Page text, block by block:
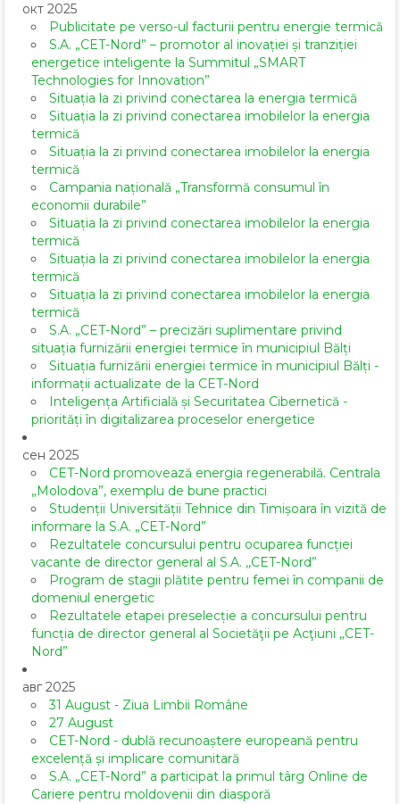
окт 2025
Publicitate pe verso-ul facturii pentru energie termică
S.A. „CET-Nord” – promotor al inovației și tranziției
energetice inteligente la Summitul „SMART
Technologies for Innovation”
Situația la zi privind conectarea la energia termică
Situația la zi privind conectarea imobilelor la energia
termică
Situația la zi privind conectarea imobilelor la energia
termică
Campania națională „Transformă consumul în
economii durabile”
Situația la zi privind conectarea imobilelor la energia
termică
Situația la zi privind conectarea imobilelor la energia
termică
Situația la zi privind conectarea imobilelor la energia
termică
S.A. „CET-Nord” – precizări suplimentare privind
situația furnizării energiei termice în municipiul Bălți
Situația furnizării energiei termice în municipiul Bălți -
informații actualizate de la CET-Nord
Inteligența Artificială și Securitatea Cibernetică -
priorități în digitalizarea proceselor energetice
сен 2025
CET-Nord promovează energia regenerabilă. Centrala
„Molodova”, exemplu de bune practici
Studenții Universității Tehnice din Timișoara în vizită de
informare la S.A. „CET-Nord”
Rezultatele concursului pentru ocuparea funcției
vacante de director general al S.A. ,,CET-Nord”
Program de stagii plătite pentru femei în companii de
domeniul energetic
Rezultatele etapei preselecție a concursului pentru
funcția de director general al Societăţii pe Acţiuni „CET-
Nord”
авг 2025
31 August - Ziua Limbii Române
27 August
CET-Nord - dublă recunoaștere europeană pentru
excelență și implicare comunitară
S.A. „CET-Nord” a participat la primul târg Online de
Cariere pentru moldovenii din diasporă